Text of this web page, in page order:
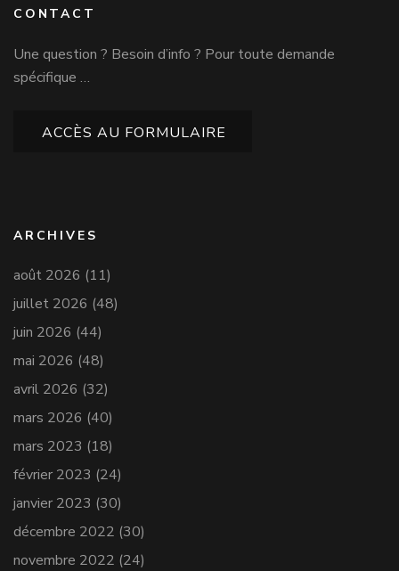
CONTACT
Une question ? Besoin d’info ? Pour toute demande
spécifique …
ACCÈS AU FORMULAIRE
ARCHIVES
août 2026 (11)
juillet 2026 (48)
juin 2026 (44)
mai 2026 (48)
avril 2026 (32)
mars 2026 (40)
mars 2023 (18)
février 2023 (24)
janvier 2023 (30)
décembre 2022 (30)
novembre 2022 (24)